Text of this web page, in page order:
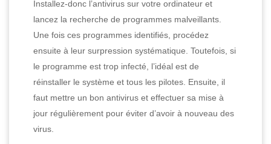
Installez-donc l’antivirus sur votre ordinateur et
lancez la recherche de programmes malveillants.
Une fois ces programmes identifiés, procédez
ensuite à leur surpression systématique. Toutefois, si
le programme est trop infecté, l’idéal est de
réinstaller le système et tous les pilotes. Ensuite, il
faut mettre un bon antivirus et effectuer sa mise à
jour régulièrement pour éviter d’avoir à nouveau des
virus.